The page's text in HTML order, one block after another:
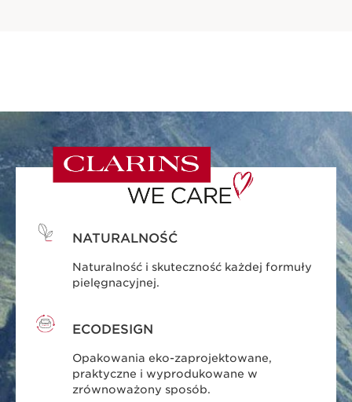
NATURALNOŚĆ
Naturalność i skuteczność każdej formuły
pielęgnacyjnej.
ECODESIGN
Opakowania eko-zaprojektowane,
praktyczne i wyprodukowane w
zrównoważony sposób.